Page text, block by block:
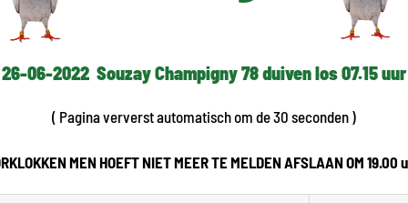
26-06-2022 Souzay Champigny 78 duiven los 07.15 uur
( Pagina ververst automatisch om de 30 seconden )
MEN HOEFT NIET MEER TE MELDEN AFSLAAN OM 19.00